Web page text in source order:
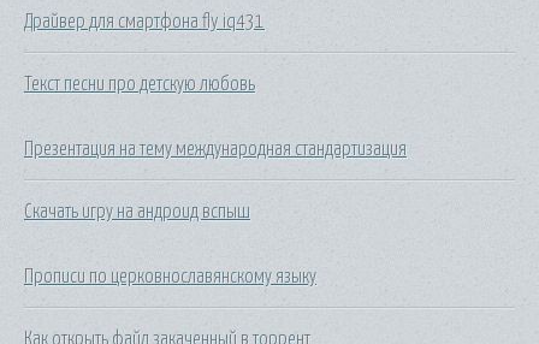
Драйвер для смартфона fly iq431
Текст песни про детскую любовь
Презентация на тему международная стандартизация
Скачать игру на андроид вспыш
Прописи по церковнославянскому языку
Как открыть файл закаченный в торрент